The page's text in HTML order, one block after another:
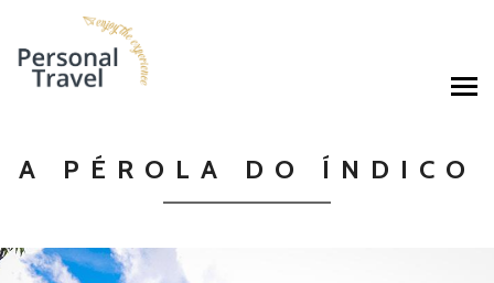
A PÉROLA DO ÍNDICO